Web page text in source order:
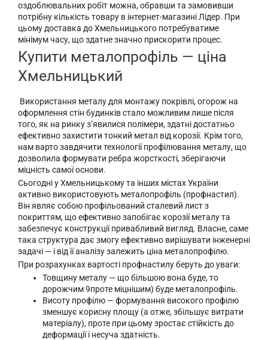
оздоблювальних робіт можна, обравши та замовивши
потрібну кількість товару в інтернет-магазині Лідер. При
цьому доставка до Хмельницького потребуватиме
мінімум часу, що здатне значно прискорити процес.
Купити металопрофіль — ціна
Хмельницький
Використання металу для монтажу покрівлі, огорож на
оформлення стін будинків стало можливим лише після
того, як на ринку з’явилися полімери, здатні достатньо
ефективно захистити тонкий метал від корозії. Крім того,
нам варто завдячити технології профілювання металу, що
дозволила формувати ребра жорсткості, зберігаючи
міцність самої основи.
Сьогодні у Хмельницькому та інших містах України
активно використовують металопрофіль (профнастил).
Він являє собою профільований сталевий лист з
покриттям, що ефективно запобігає корозії металу та
забезпечує конструкції привабливий вигляд. Власне, саме
така структура дає змогу ефективно вирішувати інженерні
задачі — і від її аналізу залежить ціна металопрофілю.
При розрахунках вартості профнастилу беруть до уваги:
Товщину металу — що більшою вона буде, то
дорожчим 9проте міцнішим) буде металопрофіль.
Висоту профілю — формування високого профілю
зменшує корисну площу (а отже, збільшує витрати
матеріалу), проте при цьому зростає стійкість до
деформації і несуча здатність.